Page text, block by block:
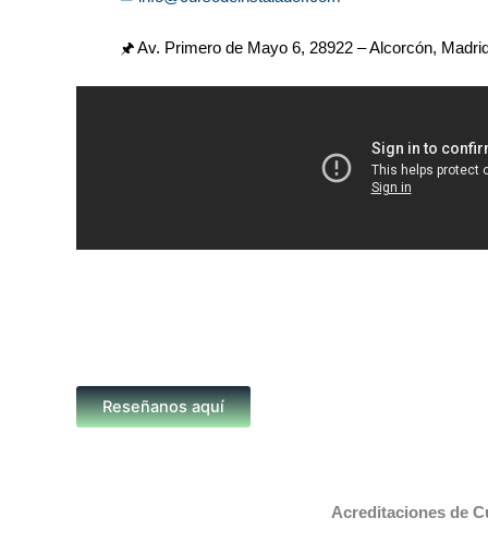
🖈 Av. Primero de Mayo 6, 28922 – Alcorcón,
Reseñanos aquí
Acreditaciones de